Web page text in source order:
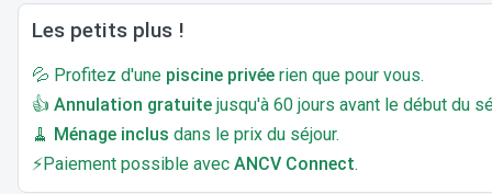
Les petits plus !
💦 Profitez d'une piscine privée rien que pour vous.
👍 Annulation gratuite jusqu'à 60 jours avant le début du
🧹 Ménage inclus dans le prix du séjour.
⚡Paiement possible avec ANCV Connect.